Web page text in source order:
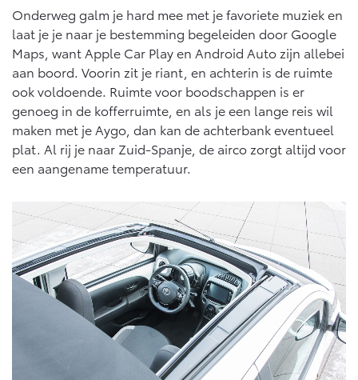
Onderweg galm je hard mee met je favoriete muziek en
laat je je naar je bestemming begeleiden door Google
Maps, want Apple Car Play en Android Auto zijn allebei
aan boord. Voorin zit je riant, en achterin is de ruimte
ook voldoende. Ruimte voor boodschappen is er
genoeg in de kofferruimte, en als je een lange reis wil
maken met je Aygo, dan kan de achterbank eventueel
plat. Al rij je naar Zuid-Spanje, de airco zorgt altijd voor
een aangename temperatuur.